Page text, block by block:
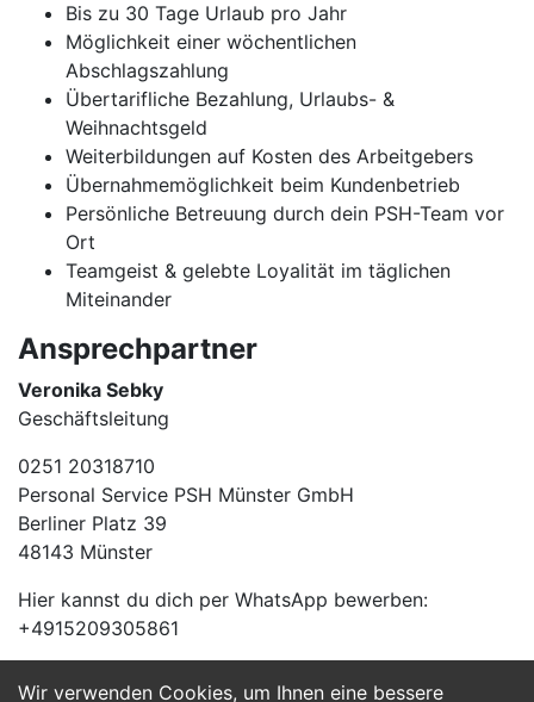
Wir verwenden Cookies, um Ihnen eine bessere
Bis zu 30 Tage Urlaub pro Jahr
Möglichkeit einer wöchentlichen
Abschlagszahlung
Übertarifliche Bezahlung, Urlaubs- &
Weihnachtsgeld
Weiterbildungen auf Kosten des Arbeitgebers
Übernahmemöglichkeit beim Kundenbetrieb
Persönliche Betreuung durch dein PSH-Team vor
Ort
Teamgeist & gelebte Loyalität im täglichen
Miteinander
Ansprechpartner
Veronika Sebky
Geschäftsleitung
0251 20318710
Personal Service PSH Münster GmbH
Berliner Platz 39
48143 Münster
Hier kannst du dich per WhatsApp bewerben:
+4915209305861